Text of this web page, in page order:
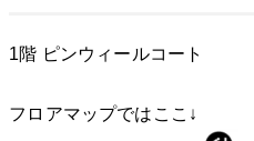
1階 ピンウィールコート
フロアマップではここ↓